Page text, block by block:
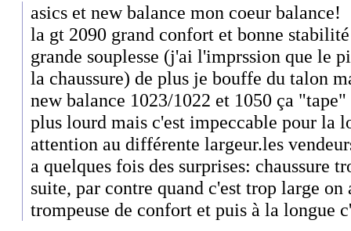
asics et new balance mon coeur balance!
la gt 2090 grand confort et bonne
grande souplesse (j'ai l'imprssion que le
la chaussure) de plus je bouffe du talon
new balance 1023/1022 et 1050 ça
plus lourd mais c'est impeccable pour la
attention au différente largeur.les
a quelques fois des surprises: chaussure
suite, par contre quand c'est trop large on
trompeuse de confort et puis à la longue